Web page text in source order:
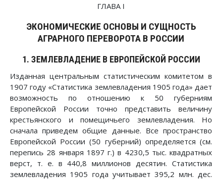
ГЛАВА I
ЭКОНОМИЧЕСКИЕ ОСНОВЫ И СУЩНОСТЬ
АГРАРНОГО ПЕРЕВОРОТА В РОССИИ
1. ЗЕМЛЕВЛАДЕНИЕ В ЕВРОПЕЙСКОЙ РОССИИ
Изданная центральным статистическим комитетом в
1907 году «Статистика землевладения 1905 года» дает
возможность по отношению к 50 губерниям
Европейской России точно представить величину
крестьянского и помещичьего землевладения. Но
сначала приведем общие данные. Все пространство
Европейской России (50 губерний) определяется (см.
перепись 28 января 1897 г.) в 4230,5 тыс. квадратных
верст, т. е. в 440,8 миллионов десятин. Статистика
землевладения 1905 года учитывает 395,2 млн. дес.